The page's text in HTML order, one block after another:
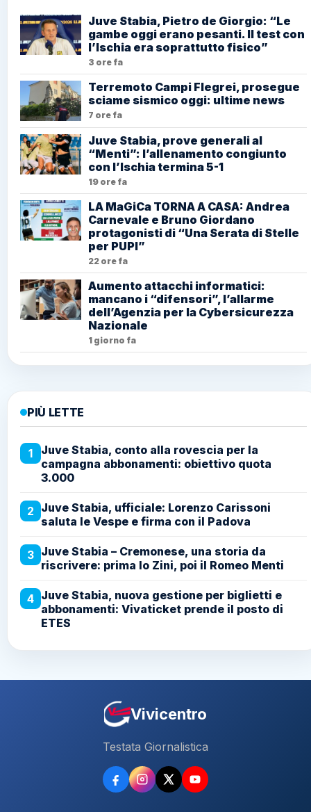
Juve Stabia, Pietro de Giorgio: “Le
gambe oggi erano pesanti. Il test con
l’Ischia era soprattutto fisico”
3 ore fa
Terremoto Campi Flegrei, prosegue
sciame sismico oggi: ultime news
7 ore fa
Juve Stabia, prove generali al
“Menti”: l’allenamento congiunto
con l’Ischia termina 5-1
19 ore fa
LA MaGiCa TORNA A CASA: Andrea
Carnevale e Bruno Giordano
protagonisti di “Una Serata di Stelle
per PUPI”
22 ore fa
Aumento attacchi informatici:
mancano i “difensori”, l’allarme
dell’Agenzia per la Cybersicurezza
Nazionale
1 giorno fa
PIÙ LETTE
1
Juve Stabia, conto alla rovescia per la
campagna abbonamenti: obiettivo quota
3.000
2 Juve Stabia, ufficiale: Lorenzo Carissoni
saluta le Vespe e firma con il Padova
3 Juve Stabia – Cremonese, una storia da
riscrivere: prima lo Zini, poi il Romeo Menti
4 Juve Stabia, nuova gestione per biglietti e
abbonamenti: Vivaticket prende il posto di
ETES
Vivicentro
Testata Giornalistica